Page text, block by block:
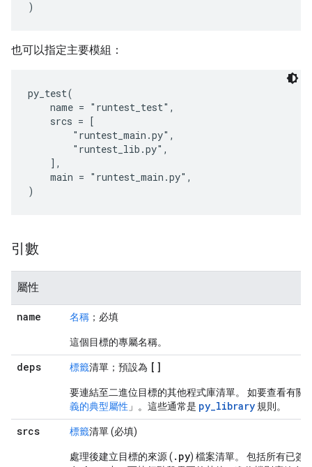
也可以指定主要模組：
py_test(
    name = "runtest_test",
    srcs = [
        "runtest_main.py",
        "runtest_lib.py",
    ],
    main = "runtest_main.py",
引數
屬性
name 名稱 ；必填
這個目標的專屬名稱。
deps 標籤清單；預設為 []
要連結至二進位目標的其他程式庫清單。 如要查看有關
義的典型屬性 」。這些通常是 py_library 規則。
srcs 標籤清單 (必填)
處理後建立目標的來源 ( . py) 檔案清單。 包括所有已簽